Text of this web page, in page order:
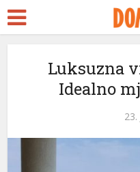
Luksuzna
Idealno
23.